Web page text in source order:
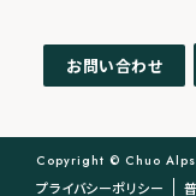
お問い合わせ
Copyright © Chuo
プライバシーポリシー